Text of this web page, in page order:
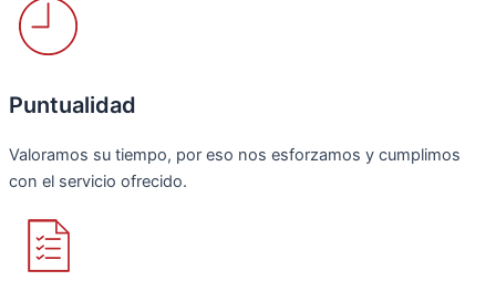
Puntualidad
Valoramos su tiempo, por eso nos esforzamos y cumplimos
con el servicio ofrecido.